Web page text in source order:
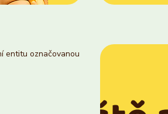
entitu označovanou